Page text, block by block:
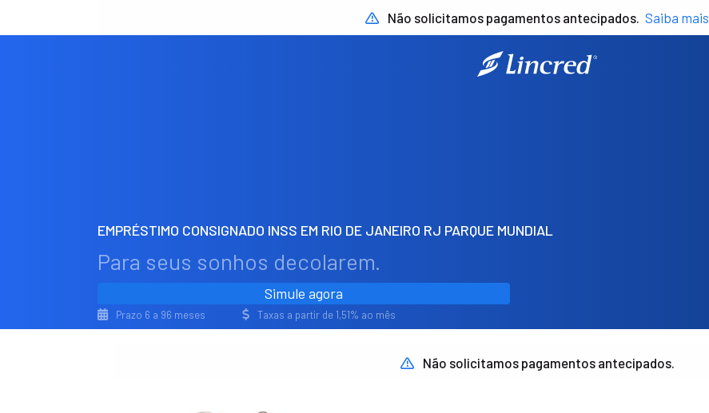
Não solicitamos pagamentos antecipados. Saiba mais
EMPRÉSTIMO CONSIGNADO INSS EM RIO DE JANEIRO RJ PARQUE MUNDIAL
Para seus sonhos decolarem.
Simule agora
Prazo 6 a 96 meses Taxas a partir de 1,51% ao mês
Não solicitamos pagamentos antecipados.